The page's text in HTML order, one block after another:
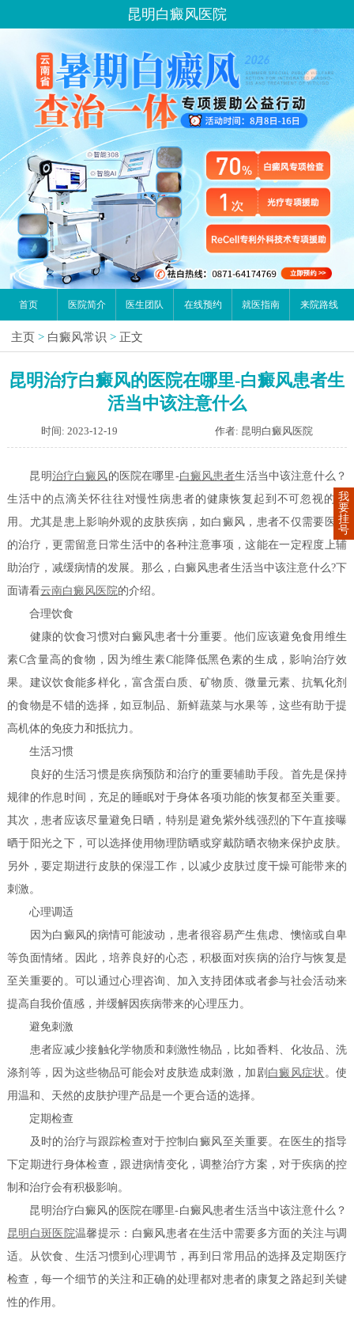
昆明白癜风医院
首页 医院简介 医生团队 在线预约 就医指南 来院路线
主页 > 白癜风常识 > 正文
昆明治疗白癜风的医院在哪里-白癜风患者生
活当中该注意什么
时间: 2023-12-19 作者: 昆明白癜风医院
昆明治疗白癜风的医院在哪里-白癜风患者生活当中该注意什么？
生活中的点滴关怀往往对慢性病患者的健康恢复起到不可忽视的作
用。尤其是患上影响外观的皮肤疾病，如白癜风，患者不仅需要医疗
的治疗，更需留意日常生活中的各种注意事项，这能在一定程度上辅
助治疗，减缓病情的发展。那么，白癜风患者生活当中该注意什么?下
面请看云南白癜风医院的介绍。
合理饮食
健康的饮食习惯对白癜风患者十分重要。他们应该避免食用维生
素C含量高的食物，因为维生素C能降低黑色素的生成，影响治疗效
果。建议饮食能多样化，富含蛋白质、矿物质、微量元素、抗氧化剂
的食物是不错的选择，如豆制品、新鲜蔬菜与水果等，这些有助于提
高机体的免疫力和抵抗力。
生活习惯
良好的生活习惯是疾病预防和治疗的重要辅助手段。首先是保持
规律的作息时间，充足的睡眠对于身体各项功能的恢复都至关重要。
其次，患者应该尽量避免日晒，特别是避免紫外线强烈的下午直接曝
晒于阳光之下，可以选择使用物理防晒或穿戴防晒衣物来保护皮肤。
另外，要定期进行皮肤的保湿工作，以减少皮肤过度干燥可能带来的
刺激。
心理调适
因为白癜风的病情可能波动，患者很容易产生焦虑、懊恼或自卑
等负面情绪。因此，培养良好的心态，积极面对疾病的治疗与恢复是
至关重要的。可以通过心理咨询、加入支持团体或者参与社会活动来
提高自我价值感，并缓解因疾病带来的心理压力。
避免刺激
患者应减少接触化学物质和刺激性物品，比如香料、化妆品、洗
涤剂等，因为这些物品可能会对皮肤造成刺激，加剧 白癜风症状 。使
用温和、天然的皮肤护理产品是一个更合适的选择。
定期检查
及时的治疗与跟踪检查对于控制白癜风至关重要。在医生的指导
下定期进行身体检查，跟进病情变化，调整治疗方案，对于疾病的控
制和治疗会有积极影响。
昆明治疗白癜风的医院在哪里-白癜风患者生活当中该注意什么？
昆明白斑医院温馨提示：白癜风患者在生活中需要多方面的关注与调
适。从饮食、生活习惯到心理调节，再到日常用品的选择及定期医疗
检查，每一个细节的关注和正确的处理都对患者的康复之路起到关键
性的作用。
我
要
挂
号